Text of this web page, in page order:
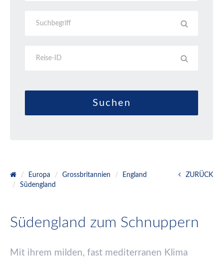
Europa Grossbritannien
England
Südengland
ZURÜCK
Südengland zum Schnuppern
Mit ihrem milden, fast mediterranen Klima